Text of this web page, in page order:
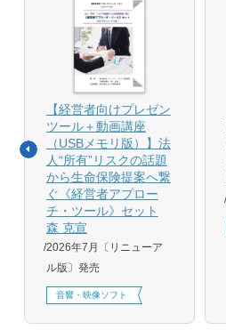
【経営者向けプレゼン
ツール＋動画講座
（USBメモリ版）】法
人“所有”リスクの話題
から生命保険提案へ繋
ぐ《経営者アプロー
チ・ツール》セット
森 克宣
2026年7月〔リニューア
ル版〕発売
音響・映像ソフト